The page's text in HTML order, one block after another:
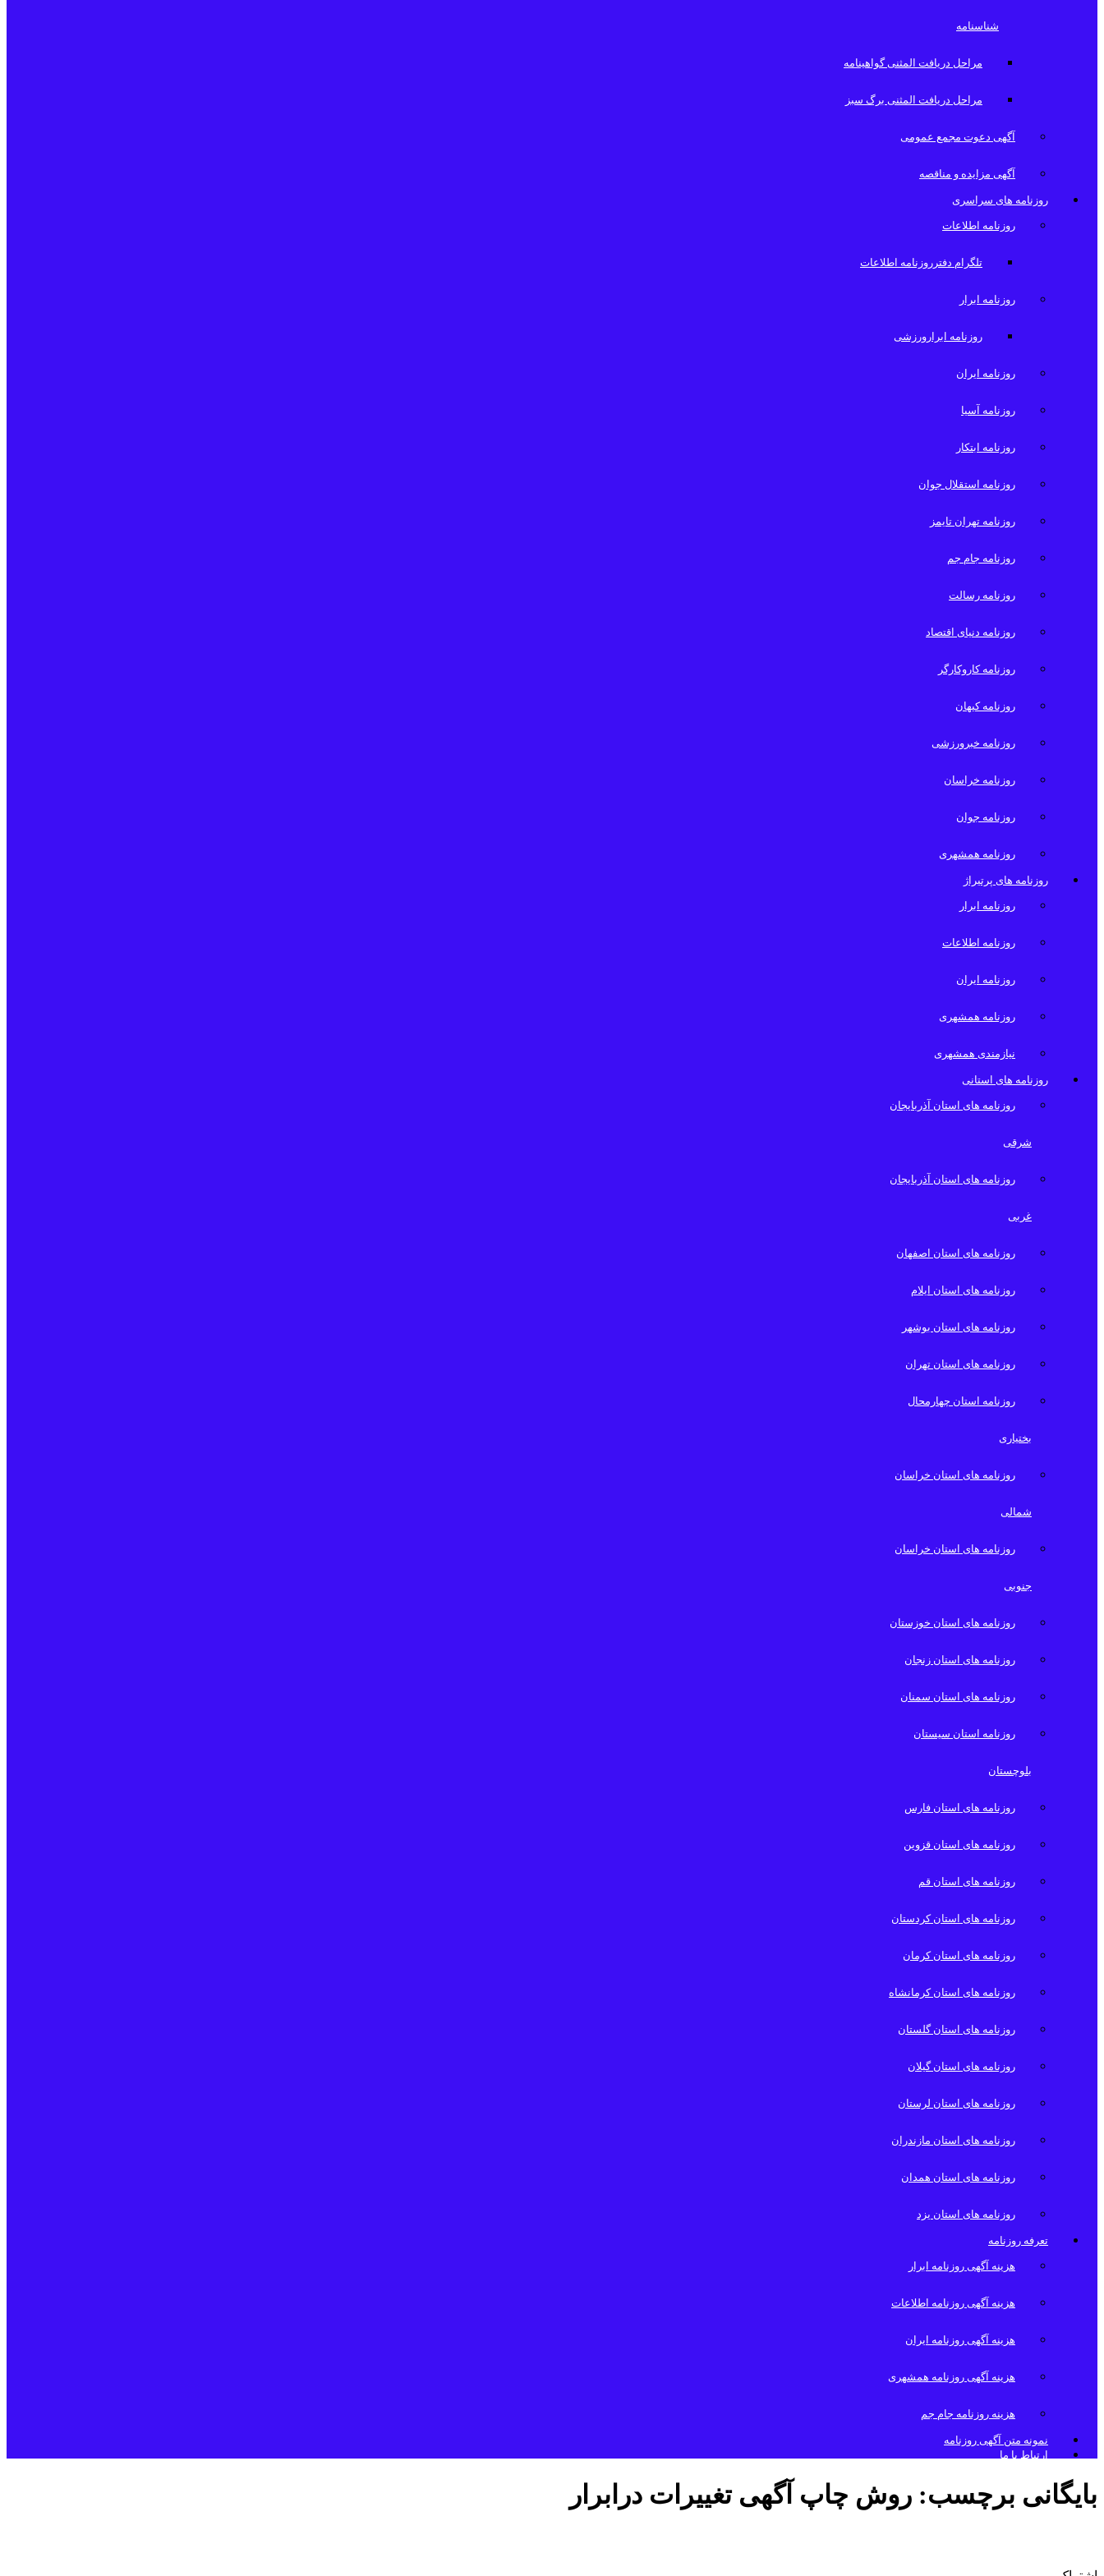
شناسنامه
مراحل دریافت المثنی گواهینامه
مراحل دریافت المثنی برگ سبز
آگهی دعوت مجمع عمومی
آگهی مزایده و مناقصه
روزنامه های سراسری
روزنامه اطلاعات
تلگرام دفترروزنامه اطلاعات
روزنامه ابرار
روزنامه ابرارورزشی
روزنامه ایران
روزنامه آسیا
روزنامه ابتکار
روزنامه استقلال جوان
روزنامه تهران تایمز
روزنامه جام جم
روزنامه رسالت
روزنامه دنیای اقتصاد
روزنامه کاروکارگر
روزنامه کیهان
روزنامه خبرورزشی
روزنامه خراسان
روزنامه جوان
روزنامه همشهری
روزنامه های پرتیراژ
روزنامه ابرار
روزنامه اطلاعات
روزنامه ایران
روزنامه همشهری
نیازمندی همشهری
روزنامه های استانی
روزنامه های استان آذربایجان
شرقی
روزنامه های استان آذربایجان
غربی
روزنامه های استان اصفهان
روزنامه های استان ایلام
روزنامه های استان بوشهر
روزنامه های استان تهران
روزنامه استان چهارمحال
بختیاری
روزنامه های استان خراسان
شمالی
روزنامه های استان خراسان
جنوبی
روزنامه های استان خوزستان
روزنامه های استان زنجان
روزنامه های استان سمنان
روزنامه استان سیستان
بلوچستان
روزنامه های استان فارس
روزنامه های استان قزوین
روزنامه های استان قم
روزنامه های استان کردستان
روزنامه های استان کرمان
روزنامه های استان کرمانشاه
روزنامه های استان گلستان
روزنامه های استان گیلان
روزنامه های استان لرستان
روزنامه های استان مازندران
روزنامه های استان همدان
روزنامه های استان یزد
تعرفه روزنامه
هزینه آگهی روزنامه ابرار
هزینه آگهی روزنامه اطلاعات
هزینه آگهی روزنامه ایران
هزینه آگهی روزنامه همشهری
هزینه روزنامه جام جم
نمونه متن آگهی روزنامه
ارتباط با ما
بایگانی برچسب: روش چاپ آگهی تغییرات درابرار